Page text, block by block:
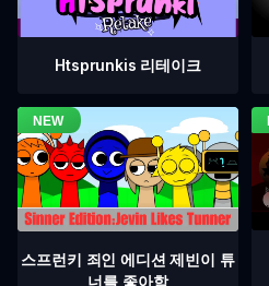
Htsprunkis 리테이크
스프런키 죄인 에디션 제빈이 튜
너를 좋아함